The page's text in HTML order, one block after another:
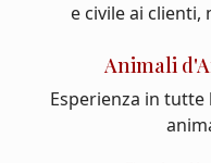
e civile ai
Animali
Esperienza in